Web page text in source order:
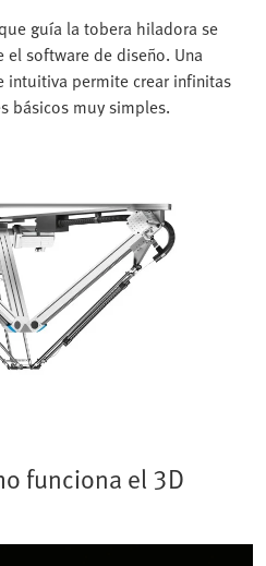
guía la tobera hiladora se
software de diseño. Una
intuitiva permite crear infinitas
básicos muy simples.
funciona el 3D